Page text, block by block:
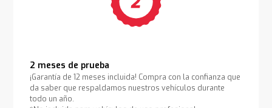
2 meses de prueba
¡Garantía de 12 meses incluida! Compra con la confianza que
da saber que respaldamos nuestros vehículos durante
todo un año.